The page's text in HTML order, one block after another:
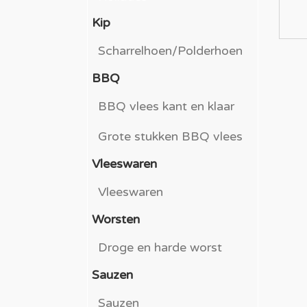
Kip
Scharrelhoen/Polderhoen
BBQ
BBQ vlees kant en klaar
Grote stukken BBQ vlees
Vleeswaren
Vleeswaren
Worsten
Droge en harde worst
Sauzen
Sauzen